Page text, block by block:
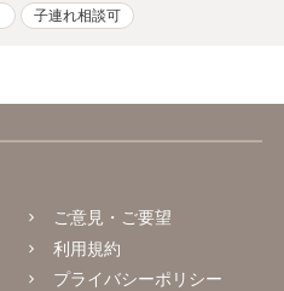
子連れ相談可
ご意見・ご要望
利用規約
プライバシーポリシー